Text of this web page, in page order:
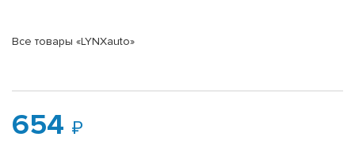
Все товары «LYNXauto»
654